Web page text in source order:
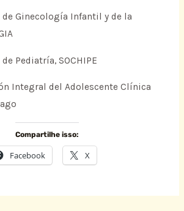
de Ginecología Infantil y de la
Pediatría, SOCHIPE
Integral del Adolescente Clínica
Compartilhe isso:
Facebook X